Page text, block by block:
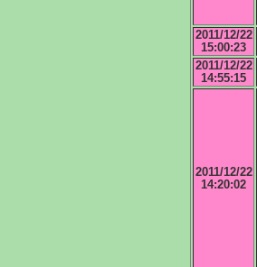
2011/12/22
15:00:23
2011/12/22
14:55:15
2011/12/22
14:20:02